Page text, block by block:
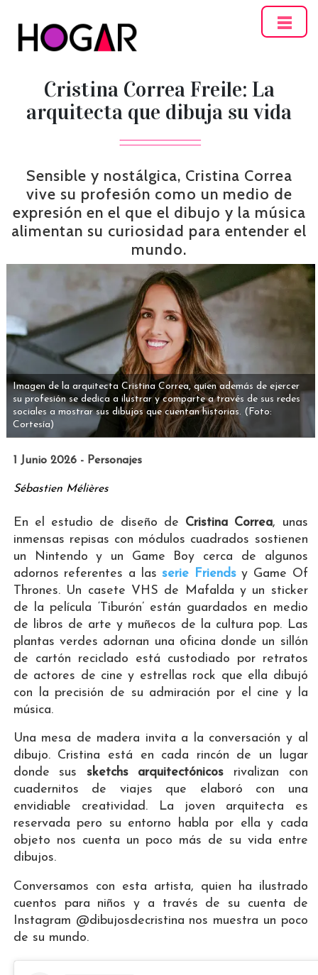
Cristina Correa Freile: La
arquitecta que dibuja su vida
Sensible y nostálgica, Cristina Correa
vive su profesión como un medio de
expresión en el que el dibujo y la música
alimentan su curiosidad para entender el
mundo.
Imagen de la arquitecta Cristina Correa, quien además de ejercer
su profesión se dedica a ilustrar y comparte a través de sus redes
sociales a mostrar sus dibujos que cuentan historias. (Foto:
Cortesía)
1 Junio 2026 - Personajes
Sébastien Mélières
En el estudio de diseño de Cristina Correa, unas
inmensas repisas con módulos cuadrados sostienen
un
Nintendo y un Game Boy cerca de algunos
adornos referentes a lasserie Friendsy Game Of
Thrones. Un casete VHS de Mafalda y un sticker
de la película ‘Tiburón’ están guardados en medio
de libros de arte y muñecos de la cultura pop. Las
plantas verdes adornan una oficina donde un sillón
de cartón reciclado está custodiado por retratos
de actores de cine y estrellas rock que ella dibujó
con la precisión de su admiración por el cine y la
música.
Una mesa de madera invita a la conversación y al
dibujo. Cristina está en cada rincón de un lugar
donde sus sketchs arquitectónicos rivalizan con
cuadernitos de viajes que elaboró con una
envidiable creatividad. La joven arquitecta es
reservada pero su entorno habla por ella y cada
objeto nos cuenta un poco más de su vida entre
dibujos.
Conversamos con esta artista, quien ha ilustrado
cuentos para niños y a través de su cuenta de
Instagram @dibujosdecristina nos muestra un poco
de su mundo.